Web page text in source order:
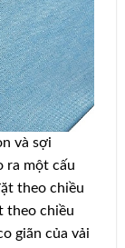
và sợi
ra một cấu
theo chiều
theo chiều
giãn của vải